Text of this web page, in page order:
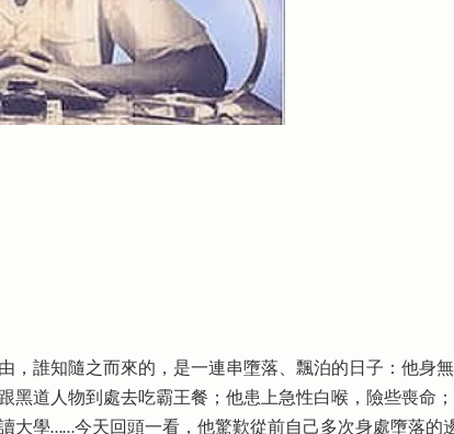
，誰知隨之而來的，是一連串墮落、飄泊的日子：他身
黑道人物到處去吃霸王餐；他患上急性白喉，險些喪命
大學……今天回頭一看，他驚歎從前自己多次身處墮落的